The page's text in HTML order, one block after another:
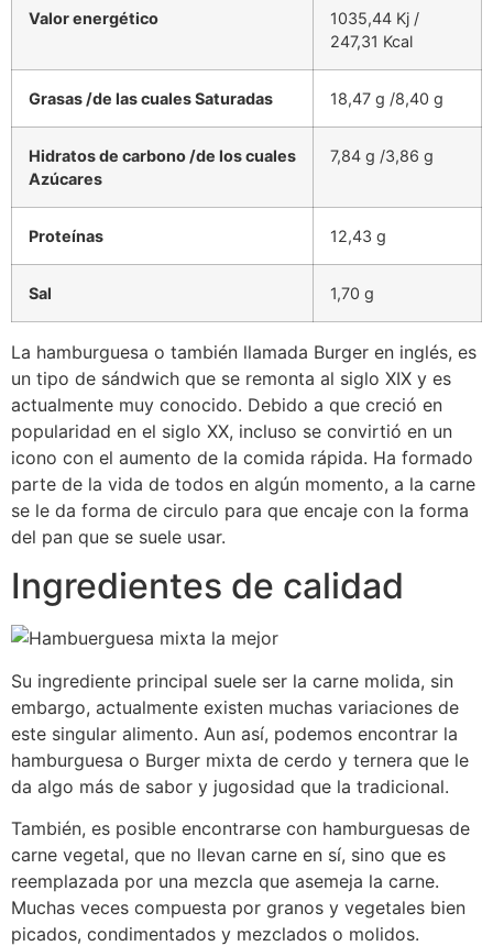
Valor energético
1035,44 Kj /
247,31 Kcal
Grasas /de las cuales Saturadas 18,47 g /8,40 g
Hidratos de carbono /de los cuales
Azúcares
7,84 g /3,86 g
Proteínas 12,43 g
Sal 1,70 g
La hamburguesa o también llamada Burger en inglés, es
un tipo de sándwich que se remonta al siglo XIX y es
actualmente muy conocido. Debido a que creció en
popularidad en el siglo XX, incluso se convirtió en un
icono con el aumento de la comida rápida. Ha formado
parte de la vida de todos en algún momento, a la carne
se le da forma de circulo para que encaje con la forma
del pan que se suele usar.
Ingredientes de calidad
Su ingrediente principal suele ser la carne molida, sin
embargo, actualmente existen muchas variaciones de
este singular alimento. Aun así, podemos encontrar la
hamburguesa o Burger mixta de cerdo y ternera que le
da algo más de sabor y jugosidad que la tradicional.
También, es posible encontrarse con hamburguesas de
carne vegetal, que no llevan carne en sí, sino que es
reemplazada por una mezcla que asemeja la carne.
Muchas veces compuesta por granos y vegetales bien
picados, condimentados y mezclados o molidos.